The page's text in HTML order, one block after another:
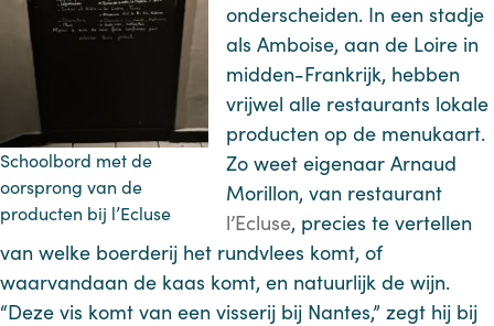
Schoolbord met de
oorsprong van de
producten bij l’Ecluse
onderscheiden. In een stadje
als Amboise, aan de Loire in
midden-Frankrijk, hebben
vrijwel alle restaurants lokale
producten op de menukaart.
Zo weet eigenaar Arnaud
Morillon, van restaurant
l’Ecluse, precies te vertellen
van welke boerderij het rundvlees komt, of
waarvandaan de kaas komt, en natuurlijk de wijn.
“Deze vis komt van een visserij bij Nantes,” zegt hij bij